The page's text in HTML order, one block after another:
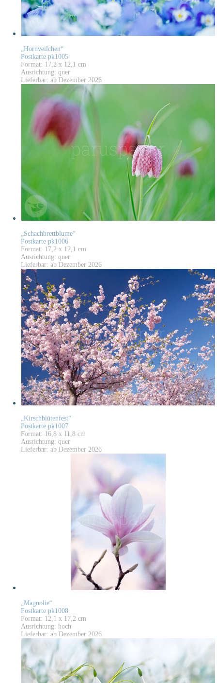
„Hornveilchen“
Postkarte pk1005
Format: 17,2 x 12,1 cm
Ausrichtung: quer
Lieferbar: ab Dezember 2026
„Schachbrettblume“
Postkarte pk1006
Format: 17,2 x 12,1 cm
Ausrichtung: quer
Lieferbar: ab Dezember 2026
„Kirschblütenfest“
Postkarte pk1007
Format: 16,8 x 11,8 cm
Ausrichtung: quer
Lieferbar: ab Dezember 2026
„Magnolie“
Postkarte pk1008
Format: 12,1 x 17,2 cm
Ausrichtung: hoch
Lieferbar: ab Dezember 2026